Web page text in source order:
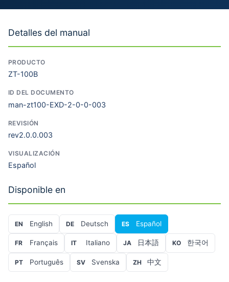
Detalles del manual
PRODUCTO
ZT-100B
ID DEL DOCUMENTO
man-zt100-EXD-2-0-0-003
REVISIÓN
rev2.0.0.003
VISUALIZACIÓN
Español
Disponible en
EN English DE Deutsch ES Español
FR Français IT Italiano JA 日本語 KO 한국어
PT Português SV Svenska ZH 中文